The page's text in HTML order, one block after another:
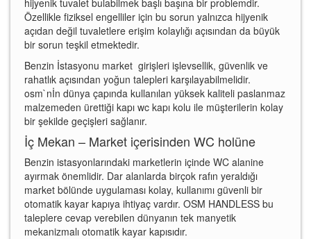
hijyenik tuvalet bulabilmek başlı başına bir problemdir.
Özellikle fiziksel engelliler için bu sorun yalnızca hijyenik
açıdan değil tuvaletlere erişim kolaylığı açısından da büyük
bir sorun teşkil etmektedir.
Benzin İstasyonu market girişleri işlevsellik, güvenlik ve
rahatlık açısından yoğun talepleri karşılayabilmelidir.
osm`nİn dünya çapında kullanılan yüksek kaliteli paslanmaz
malzemeden ürettiği kapı wc kapı kolu ile müşterilerin kolay
bir şekilde geçişleri sağlanır.
İç Mekan – Market içerisinden WC holüne
Benzin istasyonlarındaki marketlerin içinde WC alanine
ayırmak önemlidir. Dar alanlarda birçok rafın yeraldığı
market bölünde uygulaması kolay, kullanımı güvenli bir
otomatik kayar kapıya ihtiyaç vardır. OSM HANDLESS bu
taleplere cevap verebilen dünyanın tek manyetik
mekanizmalı otomatik kayar kapısıdır.